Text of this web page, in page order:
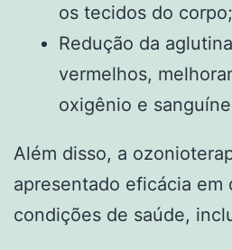
os tecidos do corpo;
Redução da
vermelhos,
oxigênio e
Além disso, a
apresentado eficácia em
condições de saúde,